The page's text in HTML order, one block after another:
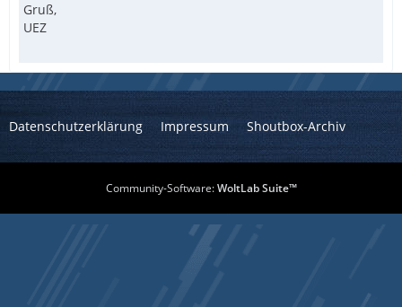
Gruß,
UEZ
Datenschutzerklärung Impressum Shoutbox-Archiv
Community-Software:WoltLab Suite™